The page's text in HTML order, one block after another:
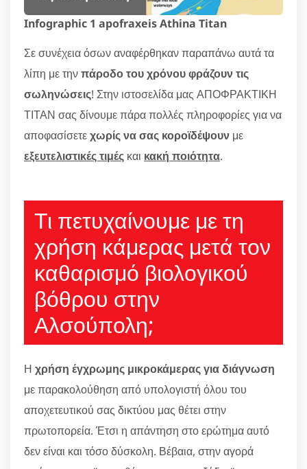
Infographic 1 apofraxeis Athina Titan
Σε συνέχεια όσων αναφέρθηκαν παραπάνω αυτά τα
λίπη με τηνπάροδο του χρόνου φράζουν τις
σωληνώσεις! Στην ιστοσελίδα μας ΑΠΟΦΡΑΚΤΙΚΗ
ΤΙΤΑΝ σας δίνουμε πάρα πολλές πληροφορίες για να
αποφασίσετεχωρίς να σας κοροϊδέψουν με
εξευτελιστικές τιμές και κακή ποιότητα.
Τι πετυχαίνουμε με τη
χρήση κάμερας μετά τον
καθαρισμό βιολογικού
βόθρου στην
Αλσούπολη;
Η χρήση έγχρωμης μικροκάμερας για διάγνωση
με παρακολούθηση από υπολογιστή όλου του
αποχετευτικού σας δικτύου μας θέτει στην
πρωτοπορεία. Έτσι η απάντηση στο ερώτημα αυτό
δεν είναι και τόσο δύσκολη. Βέβαια, στην αγορά